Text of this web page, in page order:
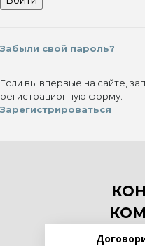
Забыли свой пароль?
Если вы впервые на сайте,
регистрационную форму.
Зарегистрироваться